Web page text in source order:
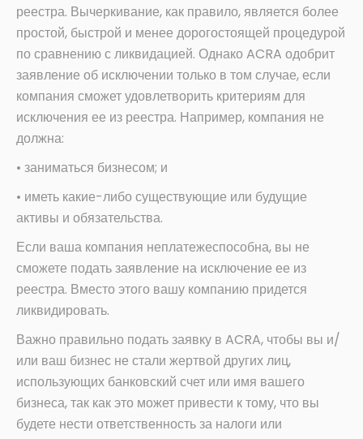
реестра. Вычеркивание, как правило, является более
простой, быстрой и менее дорогостоящей процедурой
по сравнению с ликвидацией. Однако ACRA одобрит
заявление об исключении только в том случае, если
компания сможет удовлетворить критериям для
исключения ее из реестра. Например, компания не
должна:
• заниматься бизнесом; и
• иметь какие-либо существующие или будущие
активы и обязательства.
Если ваша компания неплатежеспособна, вы не
сможете подать заявление на исключение ее из
реестра. Вместо этого вашу компанию придется
ликвидировать.
Важно правильно подать заявку в ACRA, чтобы вы и/
или ваш бизнес не стали жертвой других лиц,
использующих банковский счет или имя вашего
бизнеса, так как это может привести к тому, что вы
будете нести ответственность за налоги или